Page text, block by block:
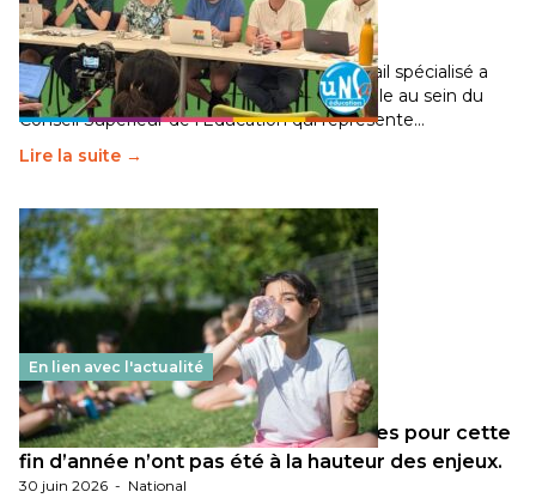
Éducation fait bouger les lignes
30 juin 2026-National
Pendant plusieurs mois, un groupe de travail spécialisé a
travaillé sur la transition écologique de l’Ecole au sein du
Conseil Supérieur de l’Éducation qui représente…
Lire la suite →
En lien avec l'actualité
Les décisions ministérielles attendues pour cette
fin d’année n’ont pas été à la hauteur des enjeux.
30 juin 2026 - National